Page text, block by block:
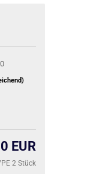
EUR
2 Stück